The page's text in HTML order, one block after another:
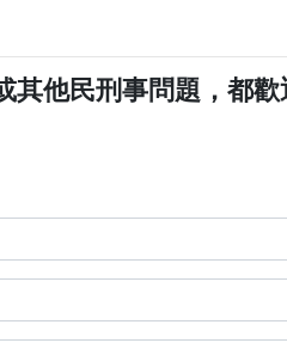
其他民刑事問題，都歡